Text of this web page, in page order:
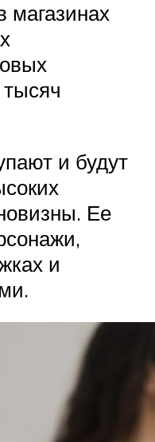
магазинах
и будут
Ее
и